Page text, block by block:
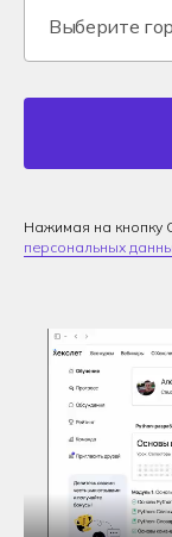
Нажимая на кнопку
персональных